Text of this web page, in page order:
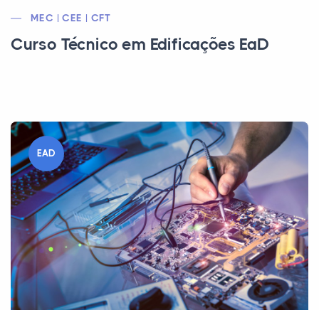
MEC | CEE | CFT
Curso Técnico em Edificações EaD
EAD